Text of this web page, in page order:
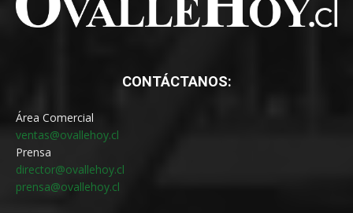
CONTÁCTANOS:
Área Comercial
ventas@ovallehoy.cl
Prensa
director@ovallehoy.cl
prensa@ovallehoy.cl